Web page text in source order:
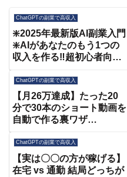
ChatGPTの副業で高収入
❇️2025年最新版AI副業入門
❇️AIがあなたのもう1つの
収入を作る‼️超初心者向け
金を稼ぐ方法【AI副業】
【チャットGPT】
【ChatGPT】
ChatGPTの副業で高収入
【月26万達成】たった20
分で30本のショート動画を
自動で作る裏ワザ
ーク副業】
ChatGPTの副業で高収入
【実は〇〇の方が稼げる】
在宅 vs 通勤 結局どっちが